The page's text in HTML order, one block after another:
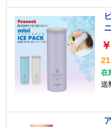
￥
21
在
送